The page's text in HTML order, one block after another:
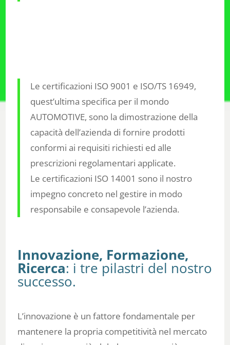
Le certificazioni ISO 9001 e ISO/TS 16949,
quest’ultima specifica per il mondo
AUTOMOTIVE, sono la dimostrazione della
capacità dell’azienda di fornire prodotti
conformi ai requisiti richiesti ed alle
prescrizioni regolamentari applicate.
Le certificazioni ISO 14001 sono il nostro
impegno concreto nel gestire in modo
responsabile e consapevole l’azienda.
Innovazione, Formazione,
Ricerca: i tre pilastri del nostro
successo.
L’innovazione è un fattore fondamentale per
mantenere la propria competitività nel mercato